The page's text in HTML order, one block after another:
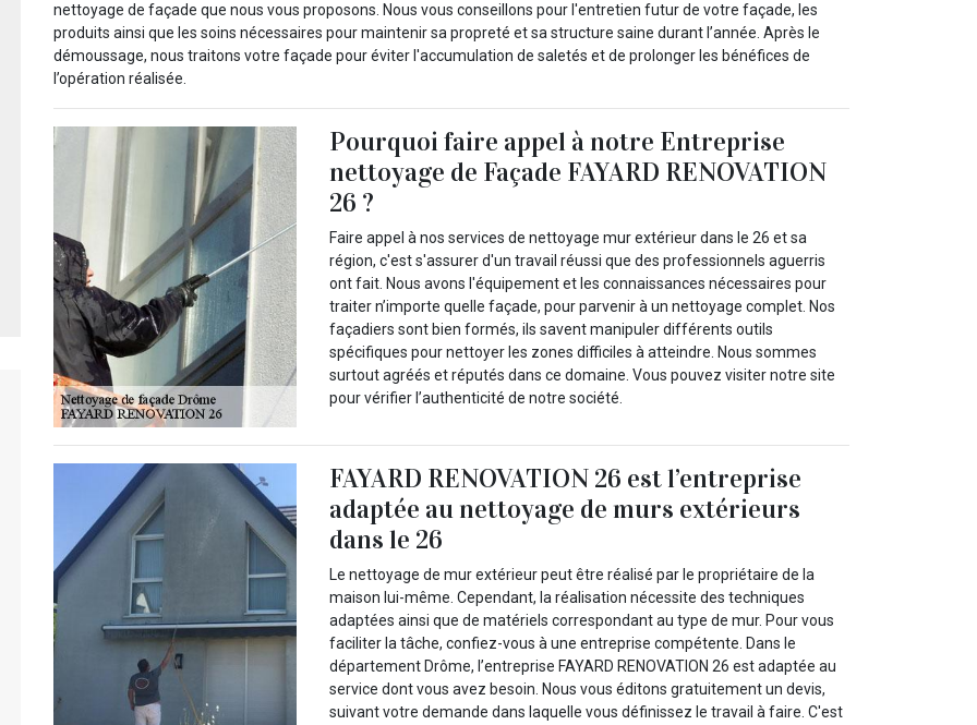
nettoyage de façade que nous vous proposons. Nous vous conseillons pour l'entretien futur de votre façade, les
produits ainsi que les soins nécessaires pour maintenir sa propreté et sa structure saine durant l’année. Après le
démoussage, nous traitons votre façade pour éviter l'accumulation de saletés et de prolonger les bénéfices de
l’opération réalisée.
Pourquoi faire appel à notre Entreprise
nettoyage de Façade FAYARD RENOVATION
26 ?
Faire appel à nos services de nettoyage mur extérieur dans le 26 et sa
région, c'est s'assurer d'un travail réussi que des professionnels aguerris
ont fait. Nous avons l'équipement et les connaissances nécessaires pour
traiter n’importe quelle façade, pour parvenir à un nettoyage complet. Nos
façadiers sont bien formés, ils savent manipuler différents outils
spécifiques pour nettoyer les zones difficiles à atteindre. Nous sommes
surtout agréés et réputés dans ce domaine. Vous pouvez visiter notre site
pour vérifier l’authenticité de notre société.
FAYARD RENOVATION 26 est l’entreprise
adaptée au nettoyage de murs extérieurs
dans le 26
Le nettoyage de mur extérieur peut être réalisé par le propriétaire de la
maison lui-même. Cependant, la réalisation nécessite des techniques
adaptées ainsi que de matériels correspondant au type de mur. Pour vous
faciliter la tâche, confiez-vous à une entreprise compétente. Dans le
département Drôme, l’entreprise FAYARD RENOVATION 26 est adaptée au
service dont vous avez besoin. Nous vous éditons gratuitement un devis,
suivant votre demande dans laquelle vous définissez le travail à faire. C'est